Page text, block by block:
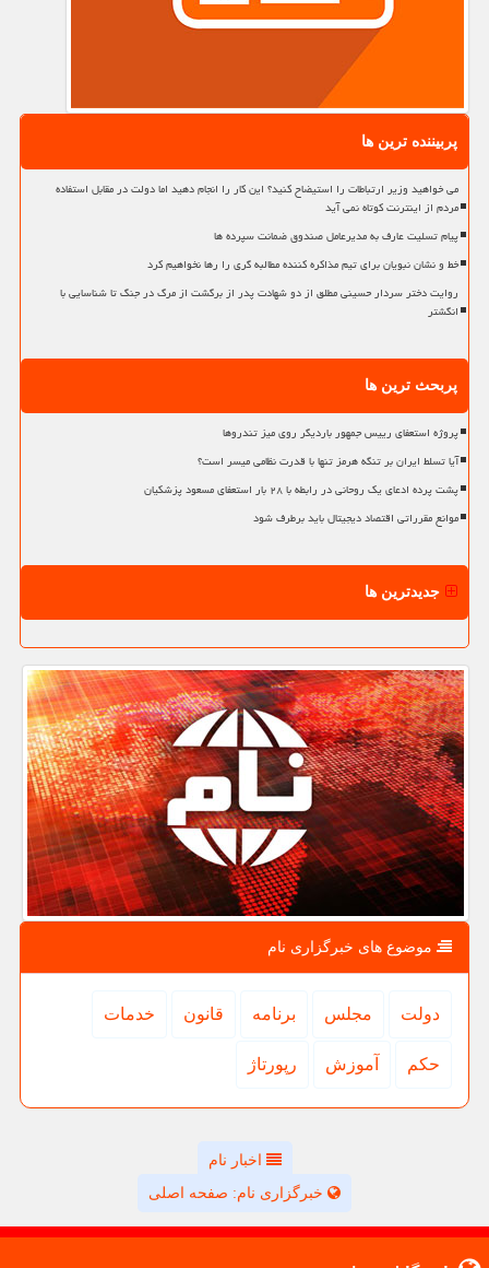
پربیننده ترین ها
می خواهید وزیر ارتباطات را استیضاح کنید؟ این کار را انجام دهید اما دولت در مقابل استفاده
مردم از اینترنت کوتاه نمی آید
پیام تسلیت عارف به مدیرعامل صندوق ضمانت سپرده ها
خط و نشان نبویان برای تیم مذاکره کننده مطالبه گری را رها نخواهیم کرد
روایت دختر سردار حسینی مطلق از دو شهادت پدر از برگشت از مرگ در جنگ تا شناسایی با
انگشتر
پربحث ترین ها
پروژه استعفای رییس جمهور باردیگر روی میز تندروها
آیا تسلط ایران بر تنگه هرمز تنها با قدرت نظامی میسر است؟
پشت پرده ادعای یک روحانی در رابطه با ۲۸ بار استعفای مسعود پزشکیان
موانع مقرراتی اقتصاد دیجیتال باید برطرف شود
جدیدترین ها
موضوع های خبرگزاری نام
دولت مجلس برنامه قانون خدمات
حكم آموزش رپورتاژ
اخبار نام
خبرگزاری نام: صفحه اصلی